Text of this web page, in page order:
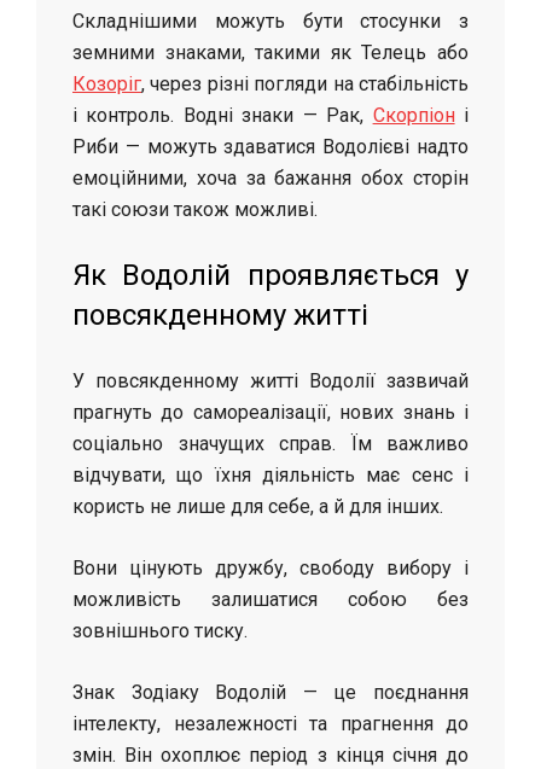
Складнішими можуть бути стосунки з
земними знаками, такими як Телець або
Козоріг, через різні погляди на стабільність
і контроль. Водні знаки — Рак, Скорпіоні
Риби — можуть здаватися Водолієві надто
емоційними, хоча за бажання обох сторін
такі союзи також можливі.
Як Водолій проявляється у
повсякденному житті
У повсякденному житті Водолії зазвичай
прагнуть до самореалізації, нових знань і
соціально значущих справ. Їм важливо
відчувати, що їхня діяльність має сенс і
користь не лише для себе, а й для інших.
Вони цінують дружбу, свободу вибору і
можливість залишатися собою без
зовнішнього тиску.
Знак Зодіаку Водолій — це поєднання
інтелекту, незалежності та прагнення до
змін. Він охоплює період з кінця січня до